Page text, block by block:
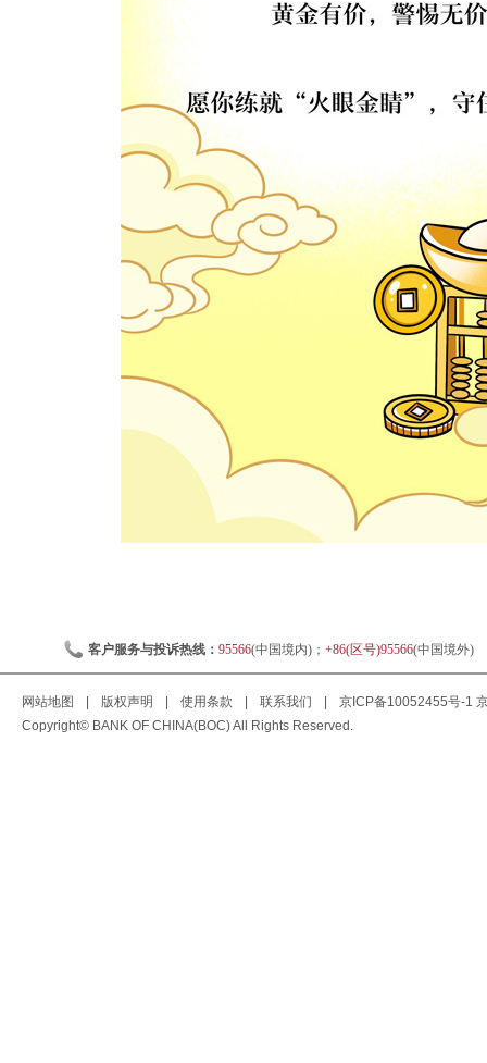
客户服务与投诉热线： 95566(中国境内)； +86(区号)95566(中国境外)
网站地图 版权声明 使用条款 联系我们 京ICP备10052455号-1
Copyright© BANK OF CHINA(BOC) All Rights Reserved.